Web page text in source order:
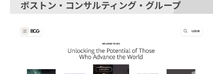
ボストン・コンサルティング・グループ